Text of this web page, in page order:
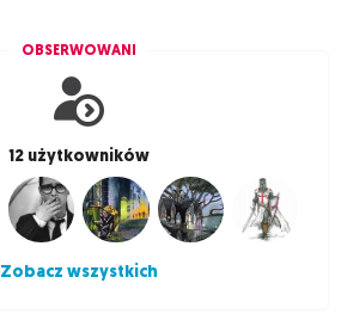
OBSERWOWANI
12 użytkowników
Zobacz wszystkich